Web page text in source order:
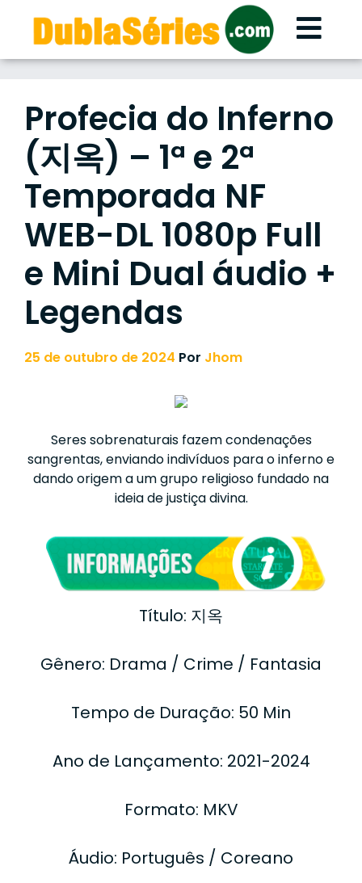
content
Profecia do Inferno
(지옥) – 1ª e 2ª
Temporada NF
WEB-DL 1080p Full
e Mini Dual áudio +
Legendas
25 de outubro de 2024 Por Jhom
Seres sobrenaturais fazem condenações
sangrentas, enviando indivíduos para o inferno e
dando origem a um grupo religioso fundado na
ideia de justiça divina.
Título: 지옥
Gênero: Drama / Crime / Fantasia
Tempo de Duração: 50 Min
Ano de Lançamento: 2021-2024
Formato: MKV
Áudio: Português / Coreano